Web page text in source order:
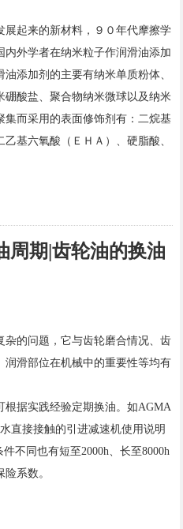
起来的新材料，９０年代摩擦学
外学者在纳米粒子作润滑油添加
添加剂的主要有纳米单质粉体、
酸盐、聚合物纳米微球以及纳米
而采用的表面修饰剂有：二烷基
基六氧酸（ＥＨＡ）、硬脂酸、
周期|齿轮油的换油
的问题，它与齿轮磨合情况、齿
滑部位在机械中的重要性等均有
根据实践经验定期换油。如AGMA
直接接触的引进减速机使用说明
不同也有短至2000h、长至8000h
系数。